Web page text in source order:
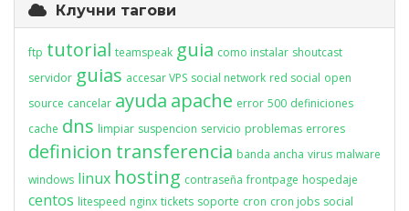
Клучни тагови
ftp tutorial teamspeak guia como instalar shoutcast
servidor guias accesar VPS social network red social open
source cancelar ayuda apache error 500 definiciones
cache dns limpiar suspencion servicio problemas errores
definicion transferencia banda ancha virus malware
windows linux hosting contraseña frontpage hospedaje
centos litespeed nginx tickets soporte cron cron jobs social